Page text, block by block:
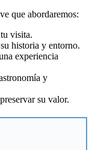
que abordaremos:
visita.
historia y entorno.
experiencia
y
su valor.